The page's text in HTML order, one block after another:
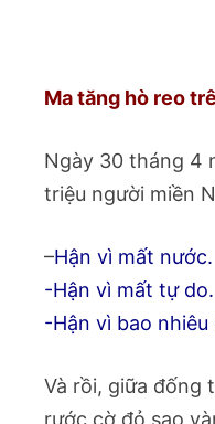
Ma tăng hò reo
Ngày 30 tháng 4
triệu người miền
–Hận vì mất nước.
-Hận vì mất tự do.
-Hận vì bao
Và rồi, giữa đống
rước cờ đỏ sao